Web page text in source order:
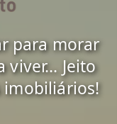
para morar
viver... Jeito
imobiliários!